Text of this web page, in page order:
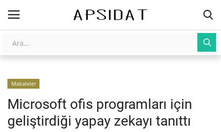
Giriş Kayıt Ol
AnaSayfa
Galeri
Makaleler
Microsoft ofis programları için
geliştirdiği yapay zekayı tanıttı